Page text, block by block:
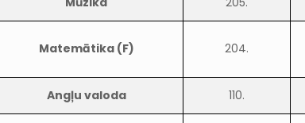
Matemātika (F) 204.
Angļu valoda 110.